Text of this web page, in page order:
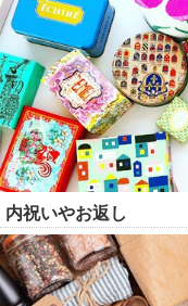
内祝いやお返し